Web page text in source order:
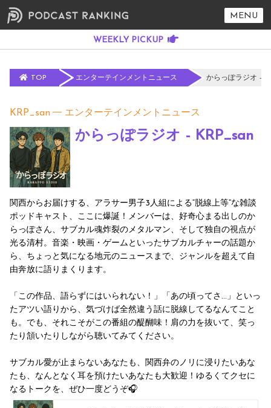
MENU
TOP エンターテインメントニュース からっぽラジオ -
KRP_san エンターテインメントニュース
からっぽラジオ - KRP_san
関西からお届けする、アラサー男子3人組による“脱線上等”な雑談
ポッドキャスト、ここに爆誕！メンバーは、好奇心まる出しのか
らっぽさん、サブカル魂炸裂のメタルマン、そして独自の視点が
光る清村。音楽・映画・ゲームといったサブカルチャーの話題か
ら、ちょっと気になる地元のニュースまで、ジャンルを超えて自
由奔放に語りまくります。
「この作品、語らずにはいられない！」「あの頃ってさ…」といっ
たアツい語りから、気づけば全然違う話に脱線してるなんてこと
も。でも、それこそがこの番組の醍醐味！肩の力を抜いて、笑っ
たり頷いたりしながら聴いてみてください。
サブカル愛が止まらないあなたも、関西弁のノリに浸りたいあな
たも、なんとなく耳を預けたいあなたも大歓迎！ゆるくてクセに
なるトークを、ぜひ一度どうぞ🎧